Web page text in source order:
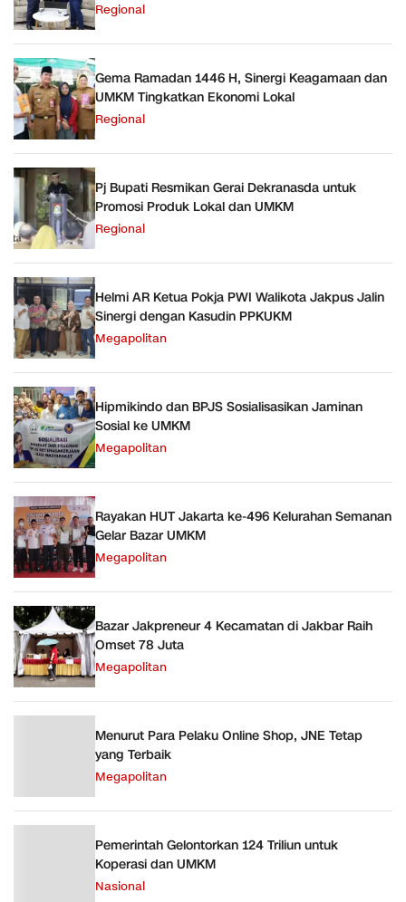
Regional
Gema Ramadan 1446 H, Sinergi Keagamaan dan
UMKM Tingkatkan Ekonomi Lokal
Regional
Pj Bupati Resmikan Gerai Dekranasda untuk
Promosi Produk Lokal dan UMKM
Regional
Helmi AR Ketua Pokja PWI Walikota Jakpus Jalin
Sinergi dengan Kasudin PPKUKM
Megapolitan
Hipmikindo dan BPJS Sosialisasikan Jaminan
Sosial ke UMKM
Megapolitan
Rayakan HUT Jakarta ke-496 Kelurahan Semanan
Gelar Bazar UMKM
Megapolitan
Bazar Jakpreneur 4 Kecamatan di Jakbar Raih
Omset 78 Juta
Megapolitan
Menurut Para Pelaku Online Shop, JNE Tetap
yang Terbaik
Megapolitan
Pemerintah Gelontorkan 124 Triliun untuk
Koperasi dan UMKM
Nasional